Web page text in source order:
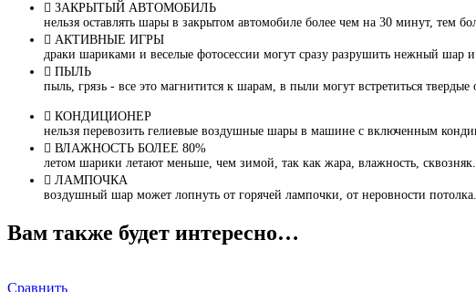
ЗАКРЫТЫЙ АВТОМОБИЛЬ
нельзя оставлять шары в закрытом автомобиле более чем на 30 минут, тем
АКТИВНЫЕ ИГРЫ
драки шариками и веселые фотосессии могут сразу разрушить нежный шар и
ПЫЛЬ
пыль, грязь - все это магнитится к шарам, в пыли могут встретиться
КОНДИЦИОНЕР
нельзя перевозить гелиевые воздушные шары в машине с включенным
ВЛАЖНОСТЬ БОЛЕЕ 80%
летом шарики летают меньше, чем зимой, так как жара, влажность, сквозняк.
ЛАМПОЧКА
воздушный шар может лопнуть от горячей лампочки, от неровности потолка.
Вам также будет интересно…
Сравнить